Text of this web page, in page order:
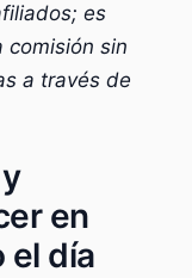
es
comisión sin
a través de
en
el día